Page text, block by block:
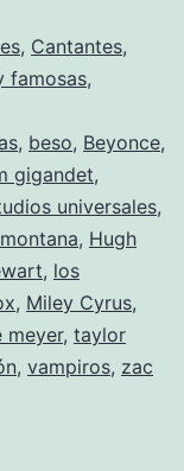
, Cantantes,
famosas,
, beso, Beyonce,
gigandet,
universales,
, Hugh
, los
, Miley Cyrus,
meyer, taylor
, vampiros, zac